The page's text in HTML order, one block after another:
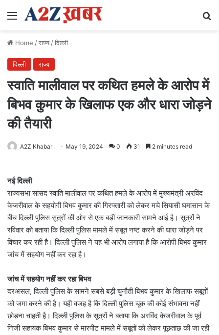
Menu
Home /राज्य/दिल्ली
दिल्ली राज्य
स्वाति मालीवाल पर कथित हमले के आरोप में
बिभव कुमार के खिलाफ एक और धारा जोड़ने
की तैयारी
A2Z Khabar May 19, 2024 0 31 2 minutes read
नई दिल्ली
राज्यसभा सांसद स्वाति मालीवाल पर कथित हमले के आरोप में मुख्यमंत्री अरविंद
केजरीवाल के सहयोगी बिभव कुमार की गिरफ्तारी को लेकर मचे सियासी घमासान के
बीच दिल्ली पुलिस सूत्रों की ओर से एक बड़ी जानकारी सामने आई है। सूत्रों ने
रविवार को बताया कि दिल्ली पुलिस मामले में सबूत नष्ट करने की धारा जोड़ने पर
विचार कर रही है। दिल्ली पुलिस ने यह भी आरोप लगाया है कि आरोपी बिभव कुमार
जांच में सहयोग नहीं कर रहा है।
जांच में सहयोग नहीं कर रहा बिभव
दरअसल, दिल्ली पुलिस के सामने सबसे बड़ी चुनौती बिभव कुमार के खिलाफ सबूतों
को जमा करने की है। यही वजह है कि दिल्ली पुलिस चूक की कोई संभावना नहीं
छोड़ना चाहती है। दिल्ली पुलिस के सूत्रों ने बताया कि अरविंद केजरीवाल के पूर्व
निजी सहायक बिभव कुमार से मारपीट मामले में सबूतों को लेकर पूछताछ की जा रही